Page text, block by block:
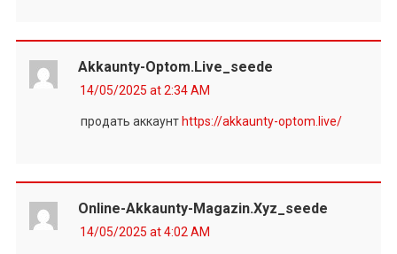
Akkaunty-Optom.live_seede
14/05/2025 at 2:34 AM
продать аккаунт https://akkaunty-optom.live/
Online-Akkaunty-Magazin.xyz_seede
14/05/2025 at 4:02 AM